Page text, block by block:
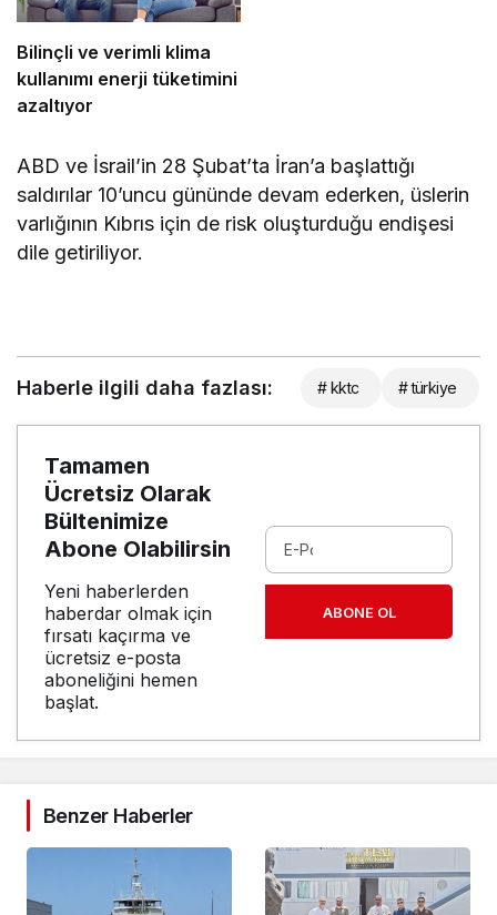
Bilinçli ve verimli klima
kullanımı enerji tüketimini
azaltıyor
ABD ve İsrail’in 28 Şubat’ta İran’a başlattığı
saldırılar 10’uncu gününde devam ederken, üslerin
varlığının Kıbrıs için de risk oluşturduğu endişesi
dile getiriliyor.
Haberle ilgili daha fazlası: # kktc # türkiye
Tamamen
Ücretsiz Olarak
Bültenimize
Abone Olabilirsin
Yeni haberlerden
haberdar olmak için
fırsatı kaçırma ve
ücretsiz e-posta
aboneliğini hemen
başlat.
ABONE OL
Benzer Haberler